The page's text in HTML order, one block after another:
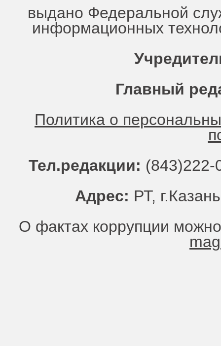
выдано Федеральной
информационных
Главный
Политика о
Тел.редакции:
Адрес: РТ,
О фактах коррупции